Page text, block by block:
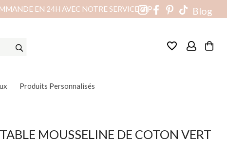
Blog
EN 24H AVEC NOTRE SERVICE VIP
favorite_border
Produits Personnalisés
MOUSSELINE DE COTON VERT